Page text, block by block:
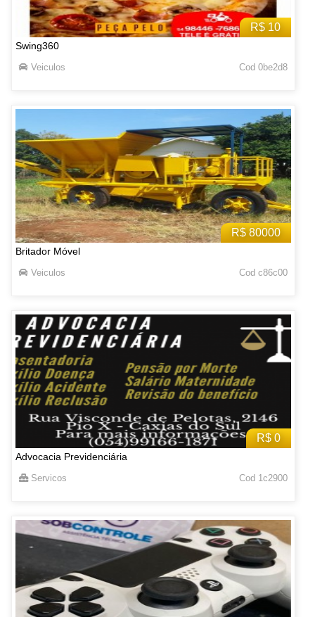
R$ 10
Swing360
Veiculos Cod 0be2d8
R$ 80000
Britador Móvel
Veiculos Cod c86c00
R$ 0
Advocacia Previdenciária
Servicos Cod 1c2900